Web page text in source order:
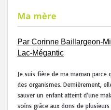
Ma mère
Par Corinne Baillargeon-
Lac-Mégantic
Je suis fière de ma maman parce
des organismes. Dernièrement,
sauver un enfant atteint d’une
soins grâce aux dons de